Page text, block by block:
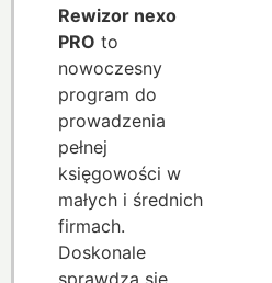
Rewizor nexo
PRO to
nowoczesny
program do
prowadzenia
pełnej
księgowości w
małych i średnich
firmach.
Doskonale